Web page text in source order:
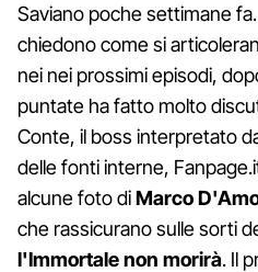
Saviano poche settimane
chiedono come si
nei nei prossimi episodi,
puntate ha fatto molto
Conte, il boss interpretato
delle fonti interne,
alcune foto diMarco
che rassicurano sulle sorti
l'Immortale non morirà. Il